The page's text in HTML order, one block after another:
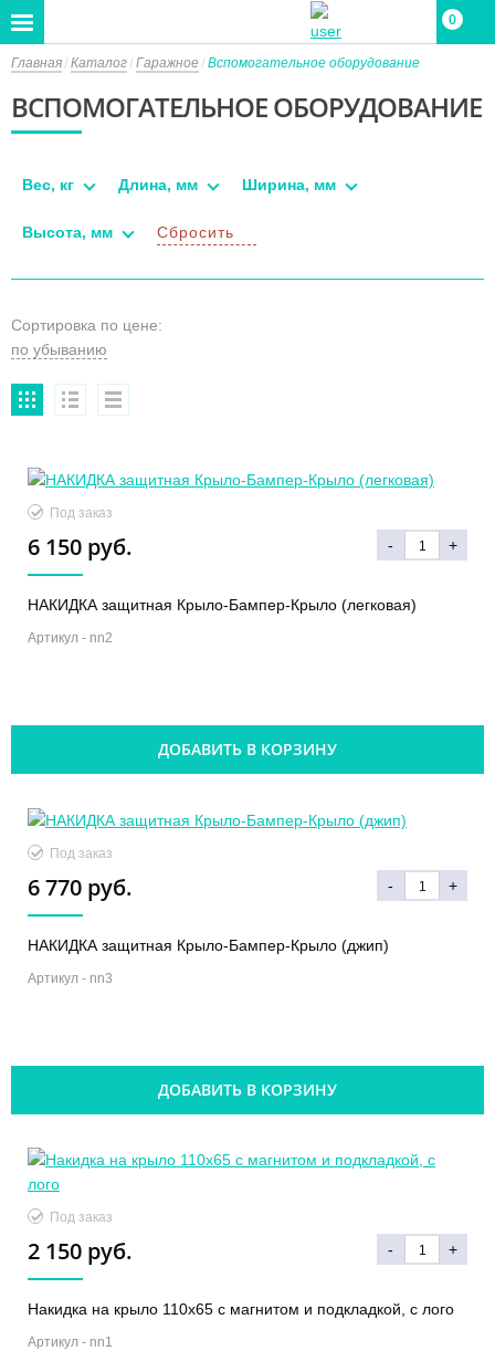
0
Главная Каталог Гаражное Вспомогательное оборудование
ВСПОМОГАТЕЛЬНОЕ ОБОРУДОВАНИЕ
Вес, кг Длина, мм Ширина, мм
Высота, мм Сбросить
Сортировка по цене:
Под заказ
6 150 руб. - +
НАКИДКА защитная Крыло-Бампер-Крыло (легковая)
Артикул - nn2
ДОБАВИТЬ В КОРЗИНУ
Под заказ
6 770 руб. - +
НАКИДКА защитная Крыло-Бампер-Крыло (джип)
Артикул - nn3
ДОБАВИТЬ В КОРЗИНУ
Под заказ
2 150 руб. - +
Накидка на крыло 110х65 с магнитом и подкладкой, с лого
Артикул - nn1